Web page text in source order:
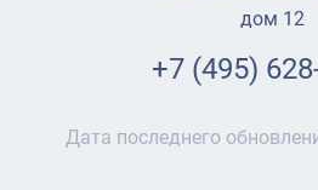
дом 12
+7 (495)
Дата последнего